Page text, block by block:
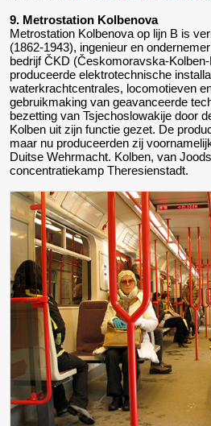
9. Metrostation Kolbenova
Metrostation Kolbenova op lijn B is
(1862-1943), ingenieur en
bedrijf ČKD (Českomoravska-
produceerde elektrotechnische
waterkrachtcentrales, locomotieven
gebruikmaking van geavanceerde
bezetting van Tsjechoslowakije door
Kolben uit zijn functie gezet. De
maar nu produceerden zij
Duitse Wehrmacht. Kolben, van
concentratiekamp Theresienstadt.